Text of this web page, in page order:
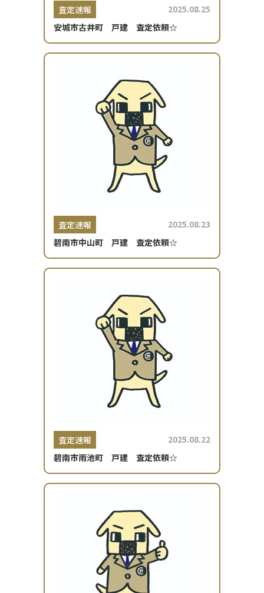
査定速報
2025.08.25
安城市古井町 戸建 査定依頼☆
査定速報
2025.08.23
碧南市中山町 戸建 査定依頼☆
査定速報
2025.08.22
碧南市雨池町 戸建 査定依頼☆